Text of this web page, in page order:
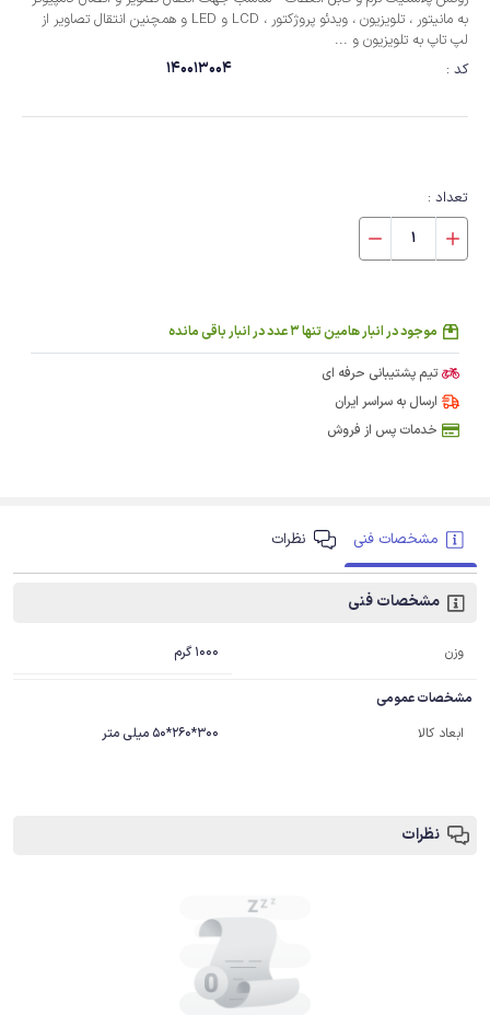
به مانیتور ، تلویزیون ، ویدئو پروژکتور ، LCD و LED و همچنین انتقال تصاویر از
لپ تاپ به تلویزیون و ...
کد :
140013004
تعداد :
موجود در انبار هامین تنها 3 عدد در انبار باقی مانده
تیم پشتیبانی حرفه ای
ارسال به سراسر ایران
خدمات پس از فروش
مشخصات فنی نظرات
مشخصات فنی
وزن 1000 گرم
مشخصات عمومی
ابعاد کالا
300*260*50 میلی متر
نظرات